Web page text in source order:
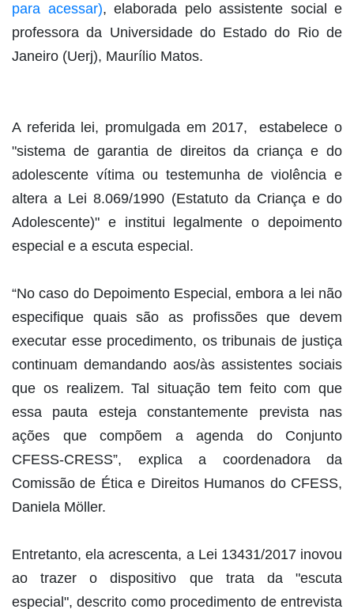
para acessar), elaborada pelo assistente social e
professora da Universidade do Estado do Rio de
Janeiro (Uerj), Maurílio Matos.
A referida lei, promulgada em 2017, estabelece o
"sistema de garantia de direitos da criança e do
adolescente vítima ou testemunha de violência e
altera a Lei 8.069/1990 (Estatuto da Criança e do
Adolescente)" e institui legalmente o depoimento
especial e a escuta especial.
“No caso do Depoimento Especial, embora a lei não
especifique quais são as profissões que devem
executar esse procedimento, os tribunais de justiça
continuam demandando aos/às assistentes sociais
que os realizem. Tal situação tem feito com que
essa pauta esteja constantemente prevista nas
ações que compõem a agenda do Conjunto
CFESS-CRESS”, explica a coordenadora da
Comissão de Ética e Direitos Humanos do CFESS,
Daniela Möller.
Entretanto, ela acrescenta, a Lei 13431/2017 inovou
ao trazer o dispositivo que trata da "escuta
especial", descrito como procedimento de entrevista